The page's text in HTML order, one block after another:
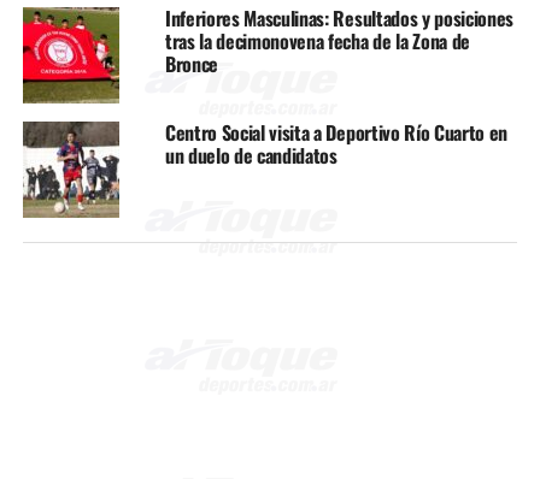
Inferiores Masculinas: Resultados y posiciones
tras la decimonovena fecha de la Zona de
Bronce
Centro Social visita a Deportivo Río Cuarto en
un duelo de candidatos